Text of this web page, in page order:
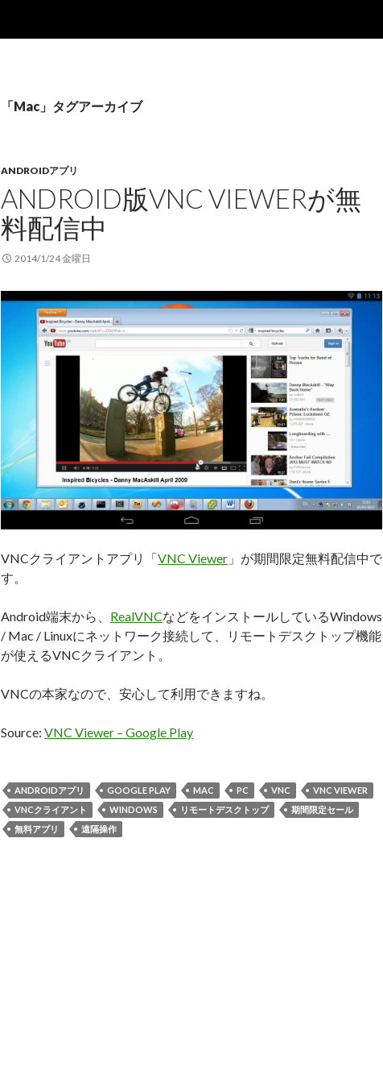
「Mac」タグアーカイブ
ANDROIDアプリ
ANDROID版VNC VIEWERが無
料配信中
2014/1/24 金曜日
VNCクライアントアプリ「VNC Viewer 」が期間限定無料配信中で
す。
Android端末から、 RealVNCなどをインストールしているWindows
/ Mac / Linuxにネットワーク接続して、リモートデスクトップ機能
が使えるVNCクライアント。
VNCの本家なので、安心して利用できますね。
Source: VNC Viewer – Google Play
ANDROIDアプリ GOOGLE PLAY MAC PC VNC
VNC VIEWER
VNCクライアント
WINDOWS リモートデスクトップ
期間限定セール
無料アプリ
遠隔操作